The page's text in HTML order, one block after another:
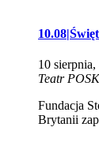
10
Teatr
Fundacja
Brytanii